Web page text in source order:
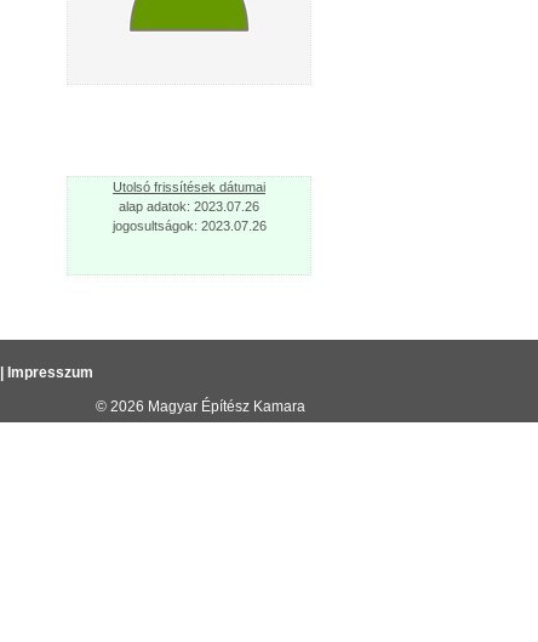
Utolsó frissítések dátumai
alap adatok: 2023.07.26
jogosultságok: 2023.07.26
Impresszum
© 2026 Magyar Építész Kamara